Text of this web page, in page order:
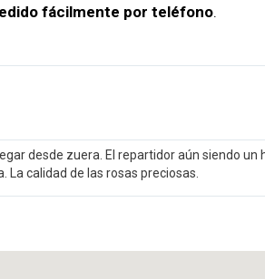
fácilmente por teléfono.
desde zuera. El repartidor aún siendo
calidad de las rosas preciosas.